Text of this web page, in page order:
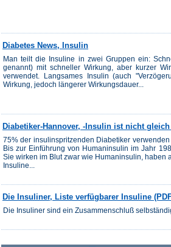
Diabetes News, Insulin
Man teilt die Insuline in zwei Gruppen ein:
genannt) mit schneller Wirkung, aber kurzer
verwendet. Langsames Insulin (auch
Wirkung, jedoch längerer Wirkungsdauer...
Diabetiker-Hannover, -Insulin ist nicht
75% der insulinspritzenden Diabetiker
Bis zur Einführung von Humaninsulin im Jahr
Sie wirken im Blut zwar wie Humaninsulin,
Insuline...
Die Insuliner, Liste verfügbarer Insuline
Die Insuliner sind ein Zusammenschluß